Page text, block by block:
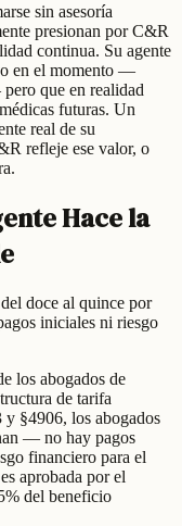
sin asesoría
presionan por C&R
continua. Su agente
en el momento —
que en realidad
futuras. Un
real de su
refleje ese valor, o
Hace la
doce al quince por
iniciales ni riesgo
los abogados de
de tarifa
§4906, los abogados
— no hay pagos
financiero para el
aprobada por el
del beneficio